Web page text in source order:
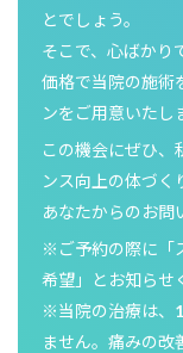
とでしょう。
そこで、心ばかり
価格で当院の施術
ンをご用意いたし
この機会にぜひ、
ンス向上の体づく
あなたからのお問
※ご予約の際に「
希望」とお知らせ
※当院の治療は、
ません。痛みの改